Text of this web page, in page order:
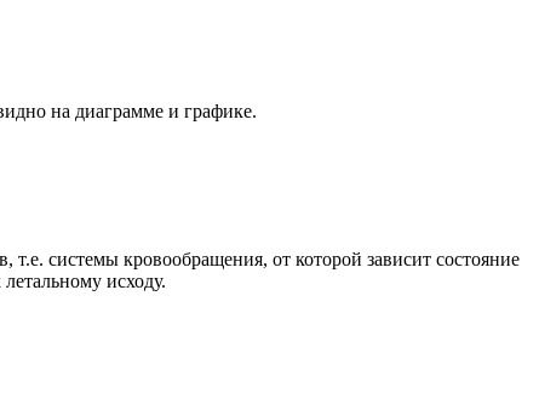
на диаграмме и графике.
т.е. системы кровообращения, от которой зависит состояние
исходу.